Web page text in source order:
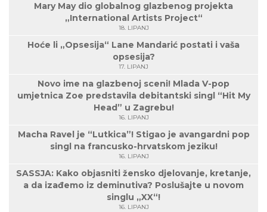
Mary May dio globalnog glazbenog projekta
„International Artists Project“
18. LIPANJ
Hoće li „Opsesija“ Lane Mandarić postati i vaša
opsesija?
17. LIPANJ
Novo ime na glazbenoj sceni! Mlada V-pop
umjetnica Zoe predstavila debitantski singl “Hit My
Head” u Zagrebu!
16. LIPANJ
Macha Ravel je “Lutkica”! Stigao je avangardni pop
singl na francusko-hrvatskom jeziku!
16. LIPANJ
SASSJA: Kako objasniti žensko djelovanje, kretanje,
a da izađemo iz deminutiva? Poslušajte u novom
singlu „XX“!
16. LIPANJ